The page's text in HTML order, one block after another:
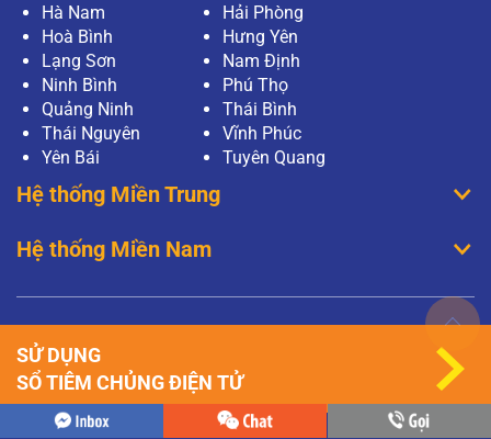
Hà Nam
Hải Phòng
Hoà Bình
Hưng Yên
Lạng Sơn
Nam Định
Ninh Bình
Phú Thọ
Quảng Ninh
Thái Bình
Thái Nguyên
Vĩnh Phúc
Yên Bái
Tuyên Quang
Hệ thống Miền Trung
Hệ thống Miền Nam
SỬ DỤNG
SỔ TIÊM CHỦNG ĐIỆN TỬ